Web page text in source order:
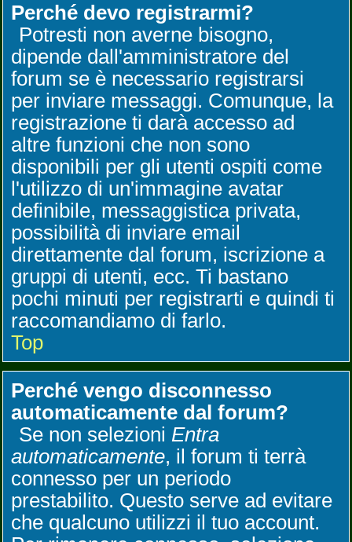
Perché devo registrarmi?
Potresti non averne bisogno,
dipende dall'amministratore del
forum se è necessario registrarsi
per inviare messaggi. Comunque, la
registrazione ti darà accesso ad
altre funzioni che non sono
disponibili per gli utenti ospiti come
l'utilizzo di un'immagine avatar
definibile, messaggistica privata,
possibilità di inviare email
direttamente dal forum, iscrizione a
gruppi di utenti, ecc. Ti bastano
pochi minuti per registrarti e quindi ti
raccomandiamo di farlo.
Top
Perché vengo disconnesso
automaticamente dal forum?
Se non selezioni Entra
automaticamente, il forum ti terrà
connesso per un periodo
prestabilito. Questo serve ad evitare
che qualcuno utilizzi il tuo account.